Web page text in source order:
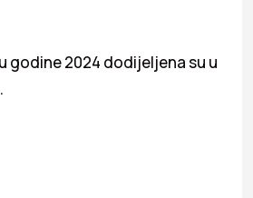
godine 2024 dodijeljena su u